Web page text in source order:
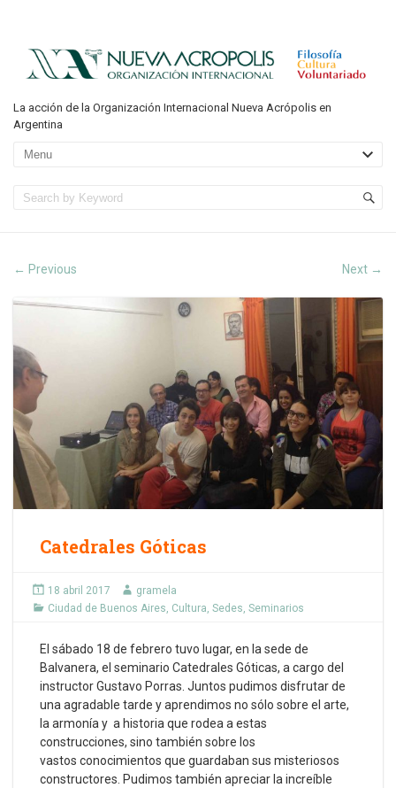
La acción de la Organización Internacional Nueva Acrópolis en
Argentina
← Previous Next →
Catedrales Góticas
18 abril 2017
gramela
Ciudad de Buenos Aires, Cultura, Sedes, Seminarios
El sábado 18 de febrero tuvo lugar, en la sede de
Balvanera, el seminario Catedrales Góticas, a cargo del
instructor Gustavo Porras. Juntos pudimos disfrutar de
una agradable tarde y aprendimos no sólo sobre el arte,
la armonía y a historia que rodea a estas
construcciones, sino también sobre los
vastos conocimientos que guardaban sus misteriosos
constructores. Pudimos también apreciar la increíble